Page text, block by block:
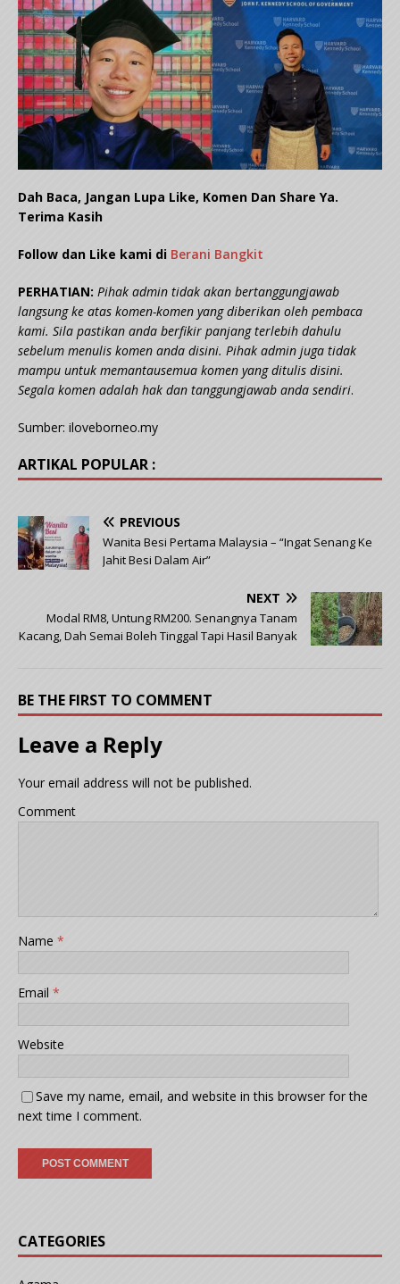
Dah Baca, Jangan Lupa Like, Komen Dan Share Ya.
Terima Kasih
Follow dan Like kami di Berani Bangkit
PERHATIAN: Pihak admin tidak akan bertanggungjawab
langsung ke atas komen-komen yang diberikan oleh pembaca
kami. Sila pastikan anda berfikir panjang terlebih dahulu
sebelum menulis komen anda disini. Pihak admin juga tidak
mampu untuk memantausemua komen yang ditulis disini.
Segala komen adalah hak dan tanggungjawab anda sendiri.
Sumber: iloveborneo.my
ARTIKAL POPULAR :
PREVIOUS
Wanita Besi Pertama Malaysia – “Ingat Senang Ke
Jahit Besi Dalam Air”
NEXT
Modal RM8, Untung RM200. Senangnya Tanam
Kacang, Dah Semai Boleh Tinggal Tapi Hasil Banyak
BE THE FIRST TO COMMENT
Leave a Reply
Your email address will not be published.
Comment
Name *
Email *
Website
Save my name, email, and website in this browser for the
next time I comment.
CATEGORIES